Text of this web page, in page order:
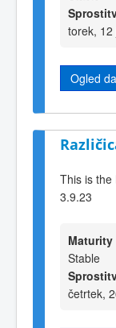
torek,
Ogled
This is the
3.9.23
Maturity
Stable
četrtek,